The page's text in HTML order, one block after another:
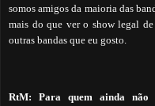
somos amigos da maioria das
mais do que ver o show legal
outras bandas que eu gosto.
RtM: Para quem ainda